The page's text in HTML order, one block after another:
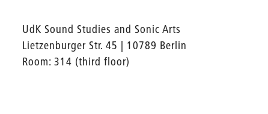
UdK Sound Studies and Sonic Arts
Lietzenburger Str. 45 | 10789 Berlin
Room: 314 (third floor)